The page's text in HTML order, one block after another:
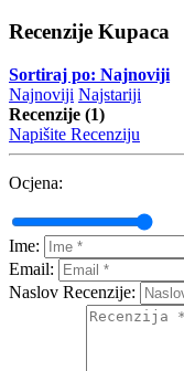
Recenzije Kupaca
Sortiraj po: Najnoviji
Najnoviji Najstariji
Recenzije (1)
Napišite Recenziju
Ocjena:
Ime:
Email:
Naslov Recenzije: